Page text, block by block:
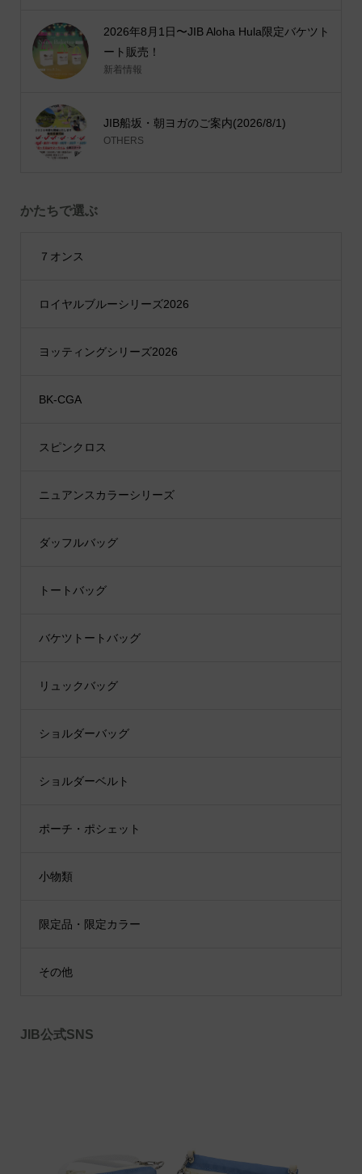
2026年8月1日〜JIB Aloha Hula限定バケツト
ート販売！
新着情報
JIB船坂・朝ヨガのご案内(2026/8/1)
OTHERS
かたちで選ぶ
７オンス
ロイヤルブルーシリーズ2026
ヨッティングシリーズ2026
BK-CGA
スピンクロス
ニュアンスカラーシリーズ
ダッフルバッグ
トートバッグ
バケツトートバッグ
リュックバッグ
ショルダーバッグ
ショルダーベルト
ポーチ・ポシェット
小物類
限定品・限定カラー
その他
JIB公式SNS